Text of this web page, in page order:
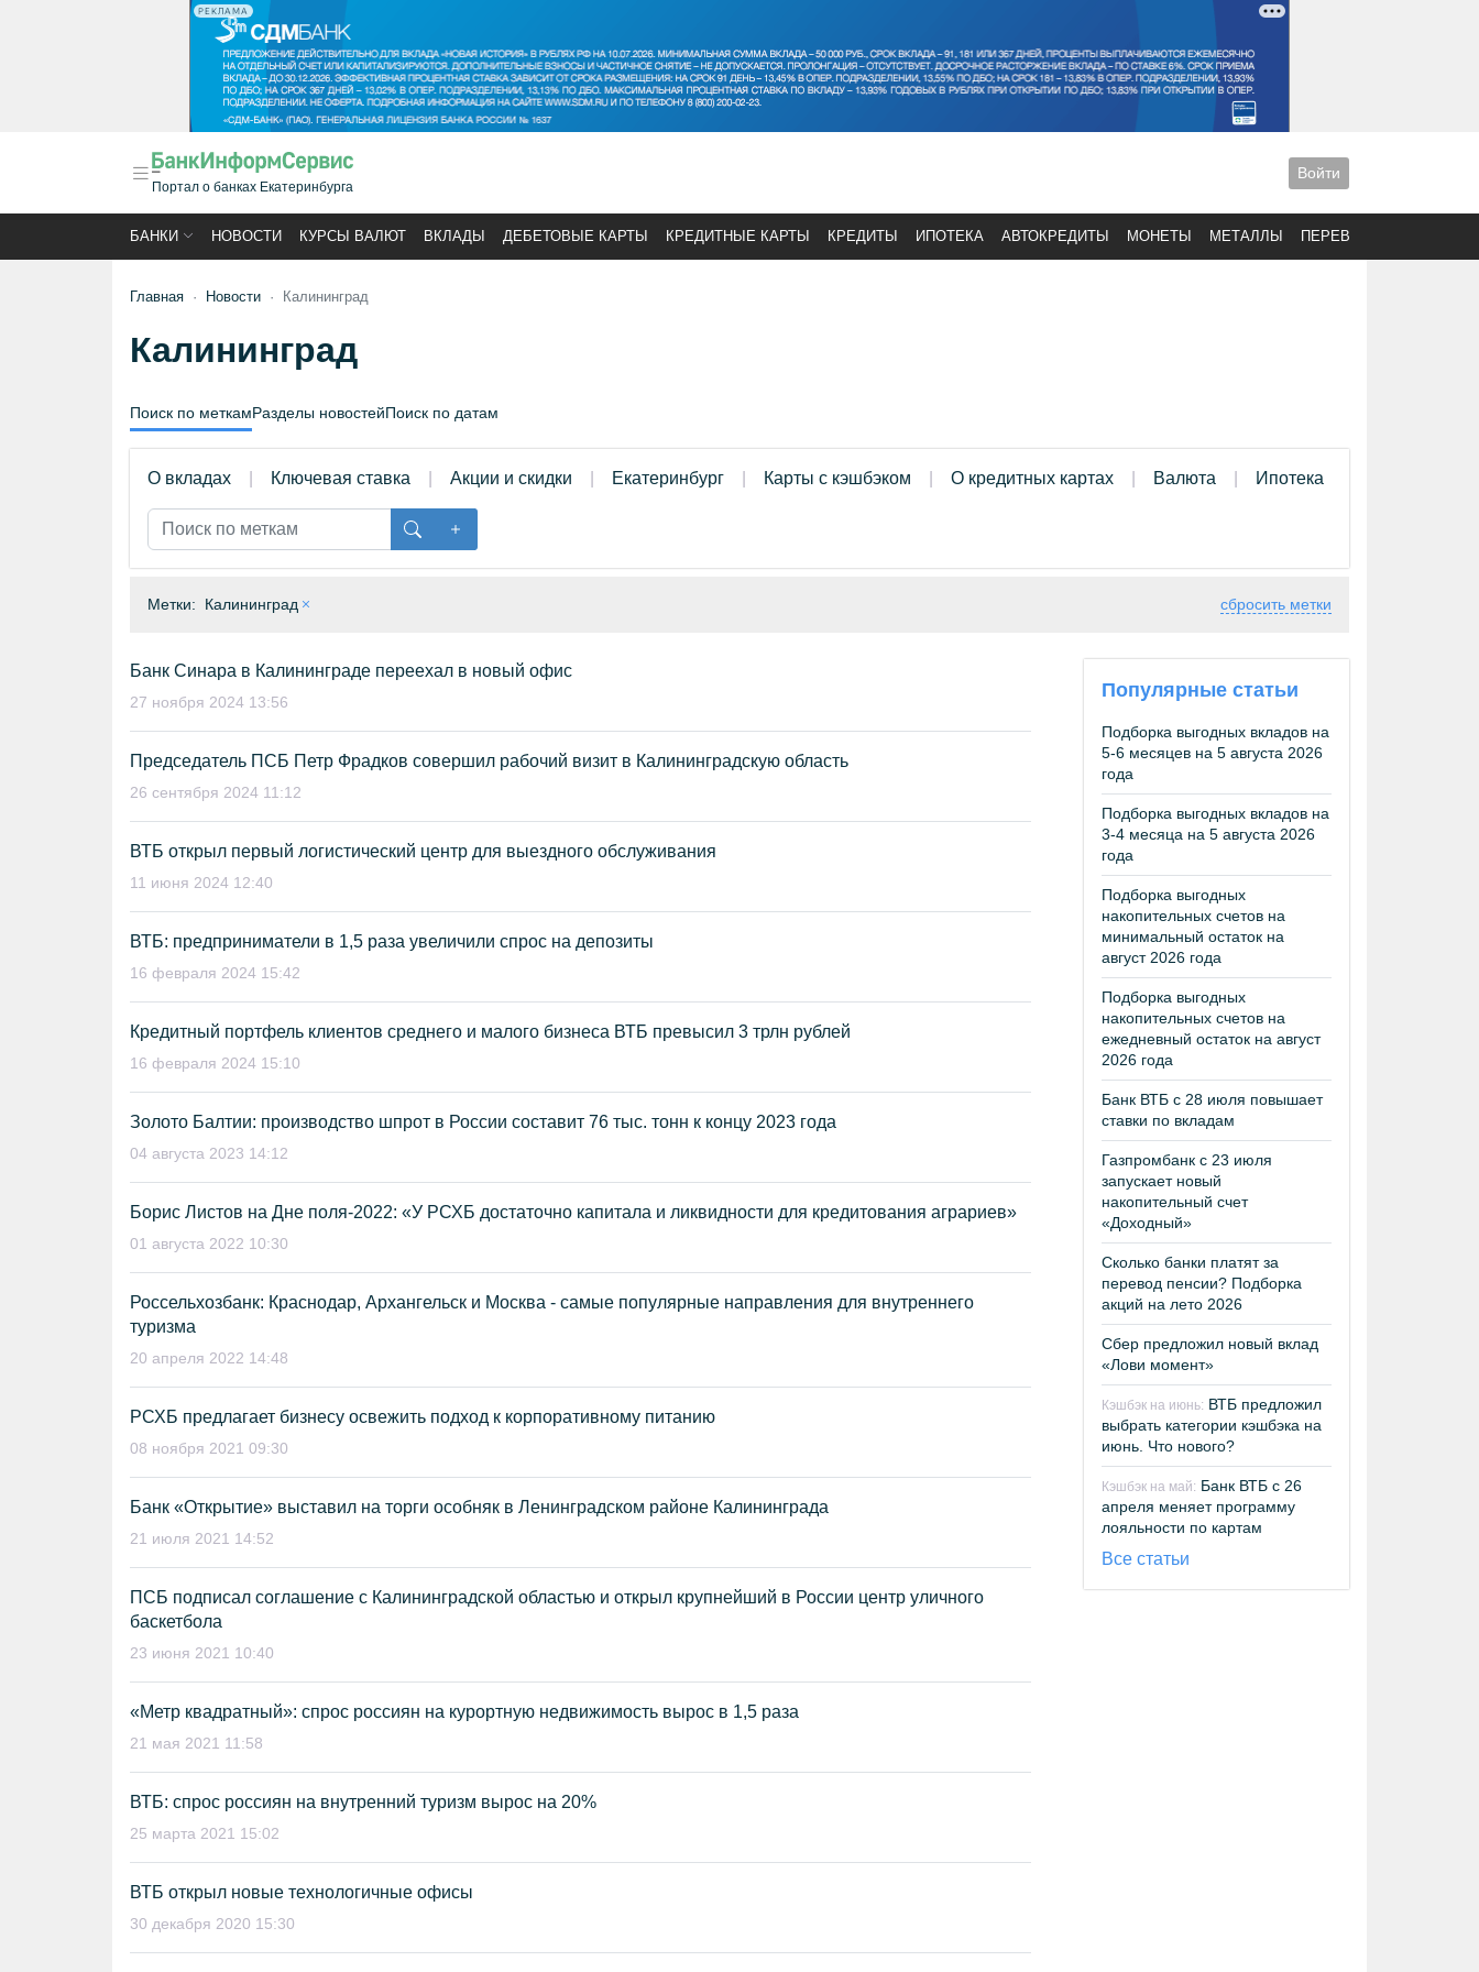
РЕКЛАМА
Портал о банках Екатеринбурга
Войти
БАНКИ НОВОСТИ КУРСЫ ВАЛЮТ ВКЛАДЫ ДЕБЕТОВЫЕ КАРТЫ КРЕДИТНЫЕ КАРТЫ КРЕДИТЫ ИПОТЕКА АВТОКРЕДИТЫ МОНЕТЫ МЕТАЛЛЫ ПЕРЕВОДЫ
Главная Новости Калининград
Калининград
Поиск по меткамРазделы новостейПоиск по датам
О вкладах Ключевая ставка Акции и скидки Екатеринбург Карты с кэшбэком О кредитных картах Валюта Ипотека
Метки: Калининград сбросить метки
Банк Синара в Калининграде переехал в новый офис
27 ноября 2024 13:56
Председатель ПСБ Петр Фрадков совершил рабочий визит в Калининградскую область
26 сентября 2024 11:12
ВТБ открыл первый логистический центр для выездного обслуживания
11 июня 2024 12:40
ВТБ: предприниматели в 1,5 раза увеличили спрос на депозиты
16 февраля 2024 15:42
Кредитный портфель клиентов среднего и малого бизнеса ВТБ превысил 3 трлн рублей
16 февраля 2024 15:10
Золото Балтии: производство шпрот в России составит 76 тыс. тонн к концу 2023 года
04 августа 2023 14:12
Борис Листов на Дне поля-2022: «У РСХБ достаточно капитала и ликвидности для кредитования аграриев»
01 августа 2022 10:30
Россельхозбанк: Краснодар, Архангельск и Москва - самые популярные направления для внутреннего
туризма
20 апреля 2022 14:48
РСХБ предлагает бизнесу освежить подход к корпоративному питанию
08 ноября 2021 09:30
Банк «Открытие» выставил на торги особняк в Ленинградском районе Калининграда
21 июля 2021 14:52
ПСБ подписал соглашение с Калининградской областью и открыл крупнейший в России центр уличного
баскетбола
23 июня 2021 10:40
«Метр квадратный»: спрос россиян на курортную недвижимость вырос в 1,5 раза
21 мая 2021 11:58
ВТБ: спрос россиян на внутренний туризм вырос на 20%
25 марта 2021 15:02
ВТБ открыл новые технологичные офисы
30 декабря 2020 15:30
Популярные статьи
Подборка выгодных вкладов на
5-6 месяцев на 5 августа 2026
года
Подборка выгодных вкладов на
3-4 месяца на 5 августа 2026
года
Подборка выгодных
накопительных счетов на
минимальный остаток на
август 2026 года
Подборка выгодных
накопительных счетов на
ежедневный остаток на август
2026 года
Банк ВТБ с 28 июля повышает
ставки по вкладам
Газпромбанк с 23 июля
запускает новый
накопительный счет
«Доходный»
Сколько банки платят за
перевод пенсии? Подборка
акций на лето 2026
Сбер предложил новый вклад
«Лови момент»
Кэшбэк на июнь: ВТБ предложил
выбрать категории кэшбэка на
июнь. Что нового?
Кэшбэк на май: Банк ВТБ с 26
апреля меняет программу
лояльности по картам
Все статьи